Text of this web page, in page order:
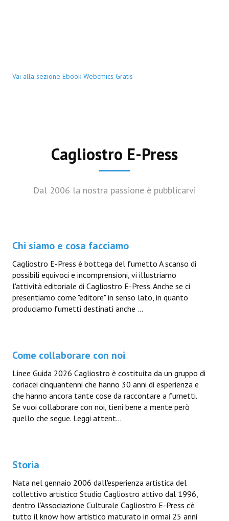
Vai alla sezione Ebook Webcmics Gratis
Cagliostro E-Press
Dal 2006 la nostra passione è pubblicarvi
Chi siamo e cosa facciamo
Cagliostro E-Press è bottega del fumetto A scanso di
possibili equivoci e incomprensioni, vi illustriamo
l'attività editoriale di Cagliostro E-Press. Anche se ci
presentiamo come "editore" in senso lato, in quanto
produciamo fumetti destinati anche ...
Come collaborare con noi
Linee Guida 2026 Cagliostro è costituita da un gruppo di
coriacei cinquantenni che hanno 30 anni di esperienza e
che hanno ancora tante cose da raccontare a fumetti.
Se vuoi collaborare con noi, tieni bene a mente però
quello che segue. Leggi attent...
Storia
Nata nel gennaio 2006 dall'esperienza artistica del
collettivo artistico Studio Cagliostro attivo dal 1996,
dentro l’Associazione Culturale Cagliostro E-Press c'è
tutto il know how artistico maturato in ormai 25 anni